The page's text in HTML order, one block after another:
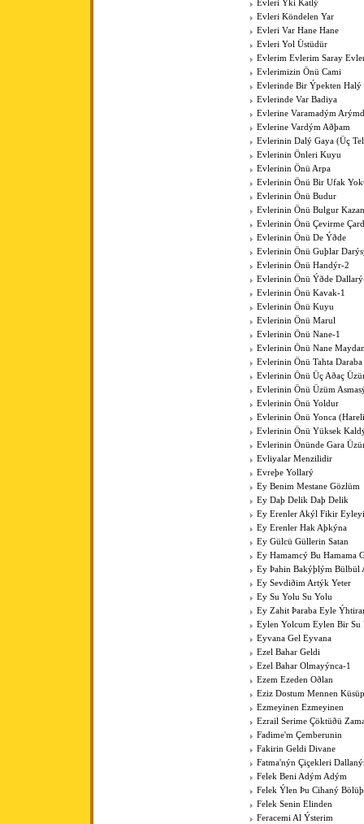
Evleri Ýki Katlý
Evleri Köndelen Yar
Evleri Var Hane Hane
Evleri Yol Üstüdür
Evlerim Evlerim Saray
Evlerimizin Önü Cami
Evlerinde Bir Ýpekten Halý
Evlerinde Var Badiya
Evlerine Varamadým
Evlerine Vardým Aðþam
Evlerinin Dalý Gaya (Üç
Evlerinin Önleri Kuyu
Evlerinin Önü Arpa
Evlerinin Önü Bir Ufak
Evlerinin Önü Budur
Evlerinin Önü Bulgur
Evlerinin Önü Çevirme
Evlerinin Önü De Ýðde
Evlerinin Önü Guþlar
Evlerinin Önü Handýr-2
Evlerinin Önü Ýðde
Evlerinin Önü Kavak-1
Evlerinin Önü Kuyu
Evlerinin Önü Marul
Evlerinin Önü Nane-1
Evlerinin Önü Nane
Evlerinin Önü Tahta Daraba
Evlerinin Önü Üç Aðaç
Evlerinin Önü Üzüm
Evlerinin Önü Yoldur
Evlerinin Önü Yonca
Evlerinin Önü Yüksek
Evlerinin Önünde Gara
Evliyalar Menzilidir
Evreþe Yollarý
Ey Benim Mestane Gözlüm
Ey Daþ Delik Daþ Delik
Ey Erenler Akýl Fikir
Ey Erenler Hak Aþkýna
Ey Gülcü Güllerin Satan
Ey Hamamcý Bu Hamama
Ey Þahin Bakýþlým Bülbül
Ey Sevdiðim Artýk Yeter
Ey Su Yolu Su Yolu
Ey Zahit Þaraba Eyle
Eylen Yolcum Eylen Bir Su
Eyvana Gel Eyvana
Ezel Bahar Geldi
Ezel Bahar Olmayýnca-1
Ezem Ezeden Oðlan
Eziz Dostum Mennen
Ezmeyinen Ezmeyinen
Ezrail Serime Çöktüðü
Fadime'm Çemberunin
Fakirin Geldi Divane
Fatma'nýn Çiçekleri
Felek Beni Adým Adým
Felek Ýlen Þu Cihaný
Felek Senin Elinden
Feracemi Al Ýsterim